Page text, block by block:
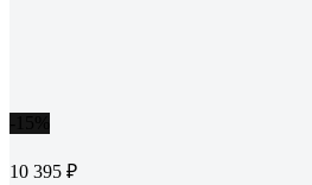
10 395 ₽